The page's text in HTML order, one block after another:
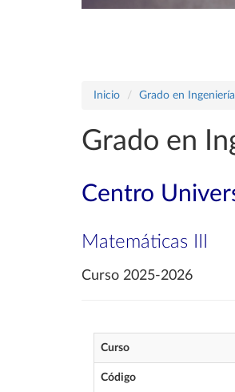
Inicio Grado en
Grado en
Centro
Matemáticas III
Curso 2025-2026
Curso
Código